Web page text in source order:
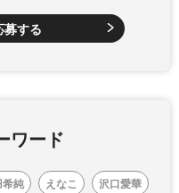
募する
ワード
希純 えなこ
沢口愛華